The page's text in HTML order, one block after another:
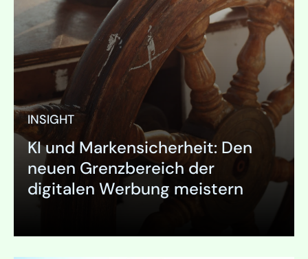
INSIGHT
KI und Markensicherheit: Den
neuen Grenzbereich der
digitalen Werbung meistern